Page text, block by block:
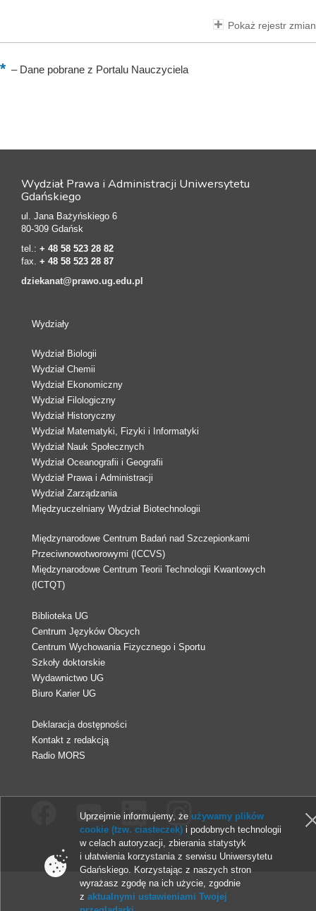
Pokaż rejestr zmian
–Dane pobrane z Portalu Nauczyciela
Wydział Prawa i Administracji Uniwersytetu
Gdańskiego
ul. Jana Bażyńskiego 6
80-309 Gdańsk
tel.: + 48 58 523 28 82
fax. + 48 58 523 28 87
dziekanat@prawo.ug.edu.pl
Wydziały
Wydział Biologii
Wydział Chemii
Wydział Ekonomiczny
Wydział Filologiczny
Wydział Historyczny
Wydział Matematyki, Fizyki i Informatyki
Wydział Nauk Społecznych
Wydział Oceanografii i Geografii
Wydział Prawa i Administracji
Wydział Zarządzania
Międzyuczelniany Wydział Biotechnologii
Międzynarodowe Centrum Badań nad Szczepionkami
Przeciwnowotworowymi (ICCVS)
Międzynarodowe Centrum Teorii Technologii Kwantowych
(ICTQT)
Biblioteka UG
Centrum Języków Obcych
Centrum Wychowania Fizycznego i Sportu
Szkoły doktorskie
Wydawnictwo UG
Biuro Karier UG
Deklaracja dostępności
Kontakt z redakcją
Radio MORS
© 2013-2026 Uniwersytet Gdański
Uprzejmie informujemy, że używamy plików
cookie (tzw. ciasteczek) i podobnych technologii
w celach autoryzacji, zbierania statystyk
i ułatwienia korzystania z serwisu Uniwersytetu
Gdańskiego. Korzystając z naszych stron
wyrażasz zgodę na ich użycie, zgodnie
zaktualnymi ustawieniami Twojej